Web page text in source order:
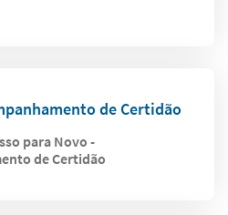
de Certidão
para Novo -
de Certidão